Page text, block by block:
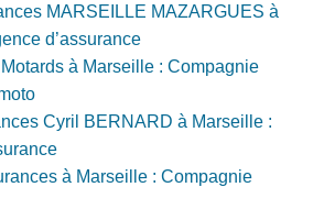
MARSEILLE MAZARGUES à
d’assurance
à Marseille : Compagnie
Cyril BERNARD à Marseille :
à Marseille : Compagnie